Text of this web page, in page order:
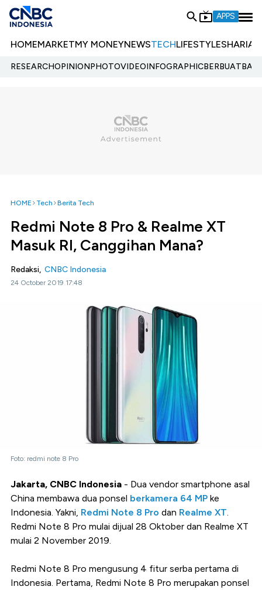
APPS
HOMEMARKETMY MONEYNEWSTECHLIFESTYLESHARIA
RESEARCHOPINIONPHOTOVIDEOINFOGRAPHIC
HOME Tech Berita Tech
Redmi Note 8 Pro & Realme XT
Masuk RI, Canggihan Mana?
Redaksi, CNBC Indonesia
24 October 2019 17:48
Foto: redmi note 8 Pro
Jakarta, CNBC Indonesia - Dua vendor smartphone asal
China membawa dua ponsel berkamera 64 MP ke
Indonesia. Yakni, Redmi Note 8 Pro dan Realme XT
Redmi Note 8 Pro mulai dijual 28 Oktober dan Realme XT
mulai 2 November 2019.
Redmi Note 8 Pro mengusung 4 fitur serba pertama di
Indonesia. Pertama, Redmi Note 8 Pro merupakan ponsel